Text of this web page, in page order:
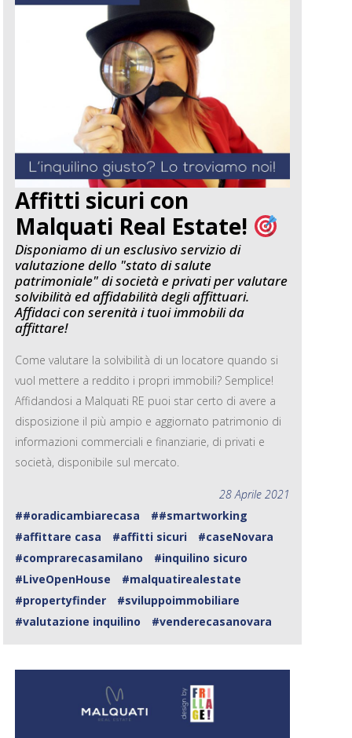
Affitti sicuri con
Malquati Real Estate!
Disponiamo di un esclusivo servizio di
valutazione dello "stato di salute
patrimoniale" di società e privati per valutare
solvibilità ed affidabilità degli affittuari.
Affidaci con serenità i tuoi immobili da
affittare!
Come valutare la solvibilità di un locatore quando si
vuol mettere a reddito i propri immobili? Semplice!
Affidandosi a Malquati RE puoi star certo di avere a
disposizione il più ampio e aggiornato patrimonio di
informazioni commerciali e finanziarie, di privati e
società, disponibile sul mercato.
28 Aprile 2021
##oradicambiarecasa
##smartworking
#affittare casa
#affitti sicuri
#caseNovara
#comprarecasamilano
#inquilino sicuro
#LiveOpenHouse
#malquatirealestate
#propertyfinder
#sviluppoimmobiliare
#valutazione inquilino
#venderecasanovara